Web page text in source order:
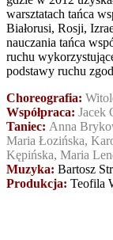
warsztatach tańca
Białorusi, Rosji,
nauczania tańca
ruchu
podstawy ruchu
Choreografia:
Współpraca: Jacek
Taniec: Anna
Maria Łozińska,
Kępińska, Maria
Muzyka: Bartosz
Produkcja: Teofila